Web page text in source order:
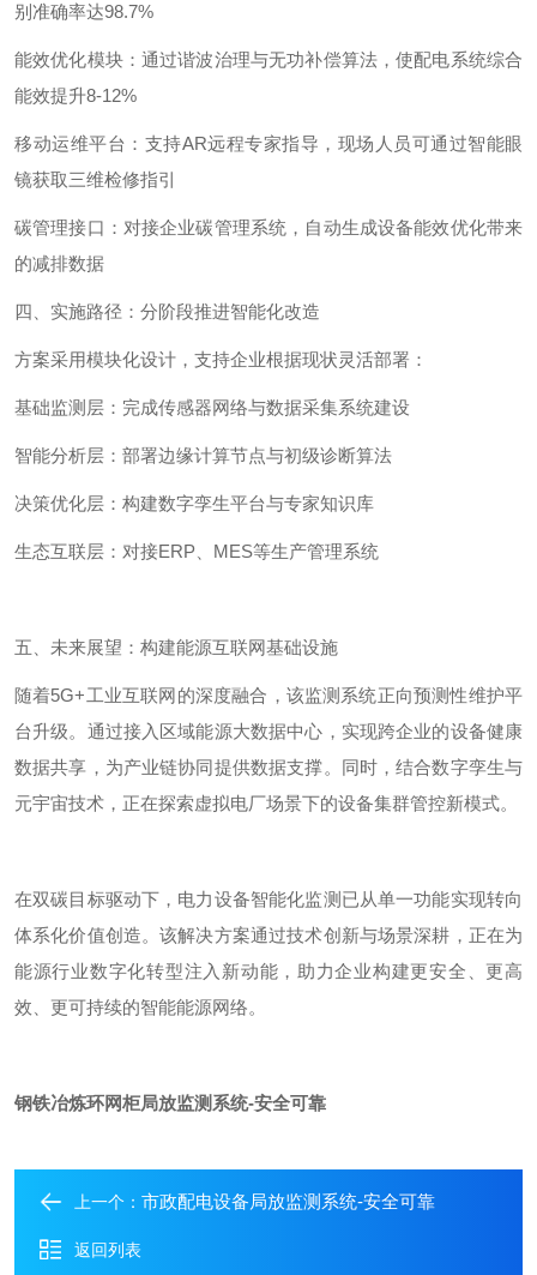
别准确率达98.7%
能效优化模块：通过谐波治理与无功补偿算法，使配电系统综合
能效提升8-12%
移动运维平台：支持AR远程专家指导，现场人员可通过智能眼
镜获取三维检修指引
碳管理接口：对接企业碳管理系统，自动生成设备能效优化带来
的减排数据
四、实施路径：分阶段推进智能化改造
方案采用模块化设计，支持企业根据现状灵活部署：
基础监测层：完成传感器网络与数据采集系统建设
智能分析层：部署边缘计算节点与初级诊断算法
决策优化层：构建数字孪生平台与专家知识库
生态互联层：对接ERP MES等生产管理系统
五、未来展望：构建能源互联网基础设施
随着5G+工业互联网的深度融合，该监测系统正向预测性维护平
台升级。通过接入区域能源大数据中心，实现跨企业的设备健康
数据共享，为产业链协同提供数据支撑。同时，结合数字孪生与
元宇宙技术，正在探索虚拟电厂场景下的设备集群管控新模式。
在双碳目标驱动下，电力设备智能化监测已从单一功能实现转向
体系化价值创造。该解决方案通过技术创新与场景深耕，正在为
能源行业数字化转型注入新动能，助力企业构建更安全、更高
效、更可持续的智能能源网络。
钢铁冶炼环网柜局放监测系统-安全可靠
上一个： 市政配电设备局放监测系统-安全可靠
返回列表